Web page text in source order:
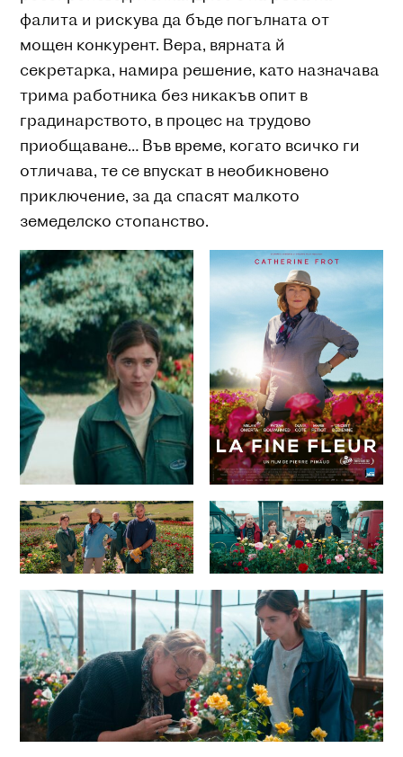
фалита и рискува да бъде погълната от
мощен конкурент. Вера, вярната й
секретарка, намира решение, като назначава
трима работника без никакъв опит в
градинарството, в процес на трудово
приобщаване… Във време, когато всичко ги
отличава, те се впускат в необикновено
приключение, за да спасят малкото
земеделско стопанство.